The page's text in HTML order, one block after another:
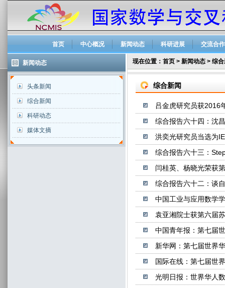
首页 中心概况 新闻动态 科研进展 交流合作
新闻动态
头条新闻
综合新闻
科研动态
媒体文摘
现在位置： 首页 > 新闻动态 > 综
综合新闻
吕金虎研究员获2016
综合报告六十四：沈
洪奕光研究员当选为
综合报告六十三：
闫桂英、杨晓光荣获
综合报告六十二：谈
中国工业与应用数学
袁亚湘院士获第六届
中国青年报：第七届
新华网：第七届世界
国际在线：第七届世
光明日报：世界华人